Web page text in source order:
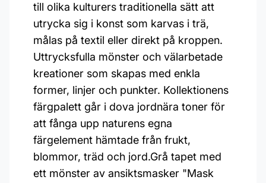
till olika kulturers traditionella sätt att
utrycka sig i konst som karvas i trä,
målas på textil eller direkt på kroppen.
Uttrycksfulla mönster och välarbetade
kreationer som skapas med enkla
former, linjer och punkter. Kollektionens
färgpalett går i dova jordnära toner för
att fånga upp naturens egna
färgelement hämtade från frukt,
blommor, träd och jord.Grå tapet med
ett mönster av ansiktsmasker "Mask